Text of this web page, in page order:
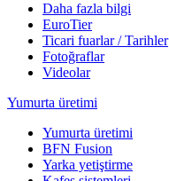
Daha fazla bilgi
EuroTier
Ticari fuarlar / Tarihler
Fotoğraflar
Videolar
Yumurta üretimi
Yumurta üretimi
BFN Fusion
Yarka yetiştirme